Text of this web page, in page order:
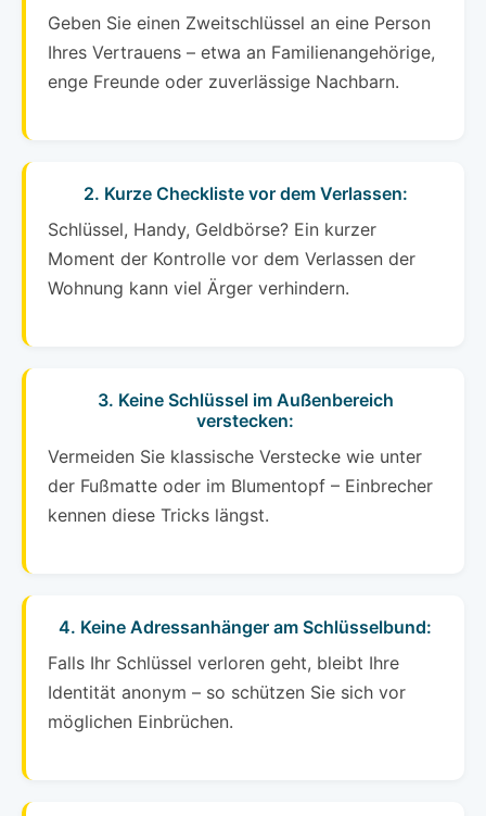
Geben Sie einen Zweitschlüssel an eine Person
Ihres Vertrauens – etwa an Familienangehörige,
enge Freunde oder zuverlässige Nachbarn.
2. Kurze Checkliste vor dem Verlassen:
Schlüssel, Handy, Geldbörse? Ein kurzer
Moment der Kontrolle vor dem Verlassen der
Wohnung kann viel Ärger verhindern.
3. Keine Schlüssel im Außenbereich
verstecken:
Vermeiden Sie klassische Verstecke wie unter
der Fußmatte oder im Blumentopf – Einbrecher
kennen diese Tricks längst.
4. Keine Adressanhänger am Schlüsselbund:
Falls Ihr Schlüssel verloren geht, bleibt Ihre
Identität anonym – so schützen Sie sich vor
möglichen Einbrüchen.